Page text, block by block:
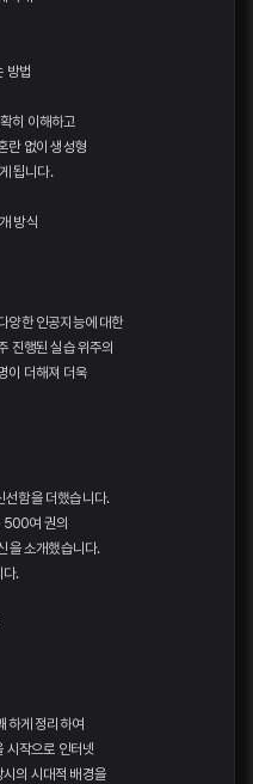
방법
히 이해하고
란 없이 생성형
됩니다.
방식
양한 인공지능에 대한
진행된 실습 위주의
이 더해져 더욱
선함을 더했습니다.
500여 권의
을 소개했습니다.
.
하게 정리하여
시작으로 인터넷
의 시대적 배경을